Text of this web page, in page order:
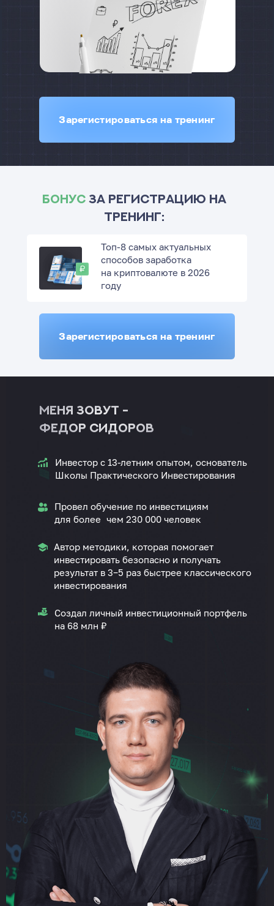
Зарегистироваться на тренинг
Бонус за РЕГИСТРАЦИЮ на
тренинг:
Топ-8 самых актуальных
способов заработка
на криптовалюте в 2026
году
Зарегистироваться на тренинг
МЕНЯ ЗОВУТ -
ФЕДОР СИДОРОВ
Инвестор с 13-летним опытом, основатель
Школы Практического Инвестирования
Провел обучение по инвестициям
для более чем 230 000 человек
Автор методики, которая помогает
инвестировать безопасно и получать
результат в 3−5 раз быстрее классического
инвестирования
Создал личный инвестиционный портфель
на 68 млн ₽